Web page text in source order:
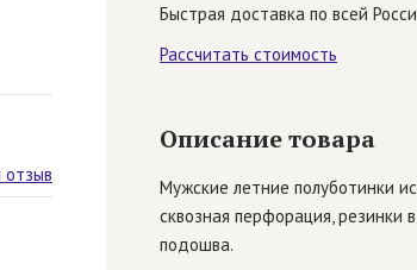
отзыв
Быстрая доставка по всей
Рассчитать стоимость
Описание товара
Мужские летние полуботинки
сквозная перфорация, резинки
подошва.